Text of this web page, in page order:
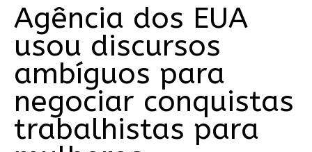
Agência dos EUA
usou discursos
ambíguos para
negociar conquistas
trabalhistas para